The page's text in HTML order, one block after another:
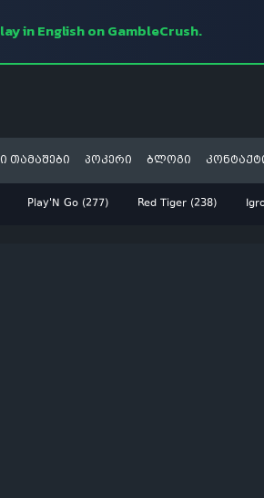
in English on GambleCrush.
თამაშები პოკერი ბლოგი
Play'N Go (277) Red Tiger (238)